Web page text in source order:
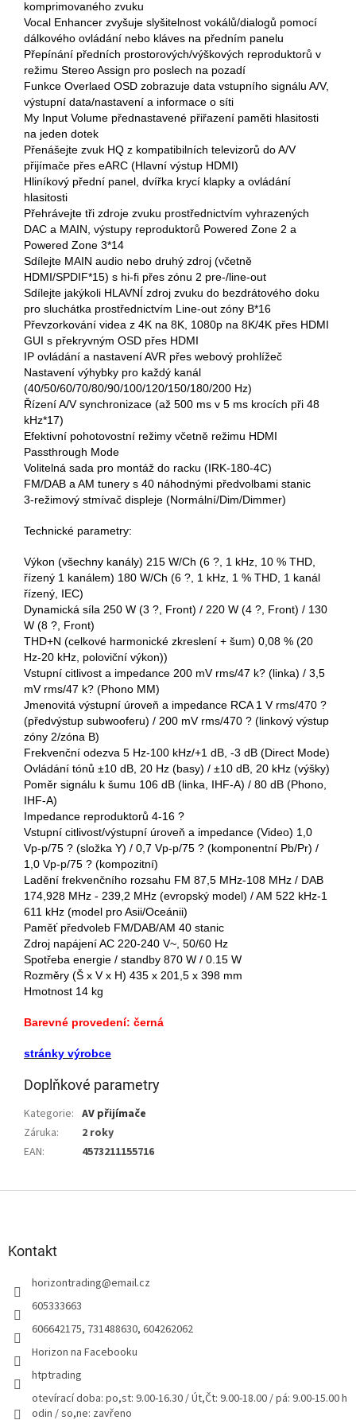
komprimovaného zvuku
Vocal Enhancer zvyšuje slyšitelnost vokálů/dialogů pomocí
dálkového ovládání nebo kláves na předním panelu
Přepínání předních prostorových/výškových reproduktorů v
režimu Stereo Assign pro poslech na pozadí
Funkce Overlaed OSD zobrazuje data vstupního signálu A/V,
výstupní data/nastavení a informace o síti
My Input Volume přednastavené přiřazení paměti hlasitosti
na jeden dotek
Přenášejte zvuk HQ z kompatibilních televizorů do A/V
přijímače přes eARC (Hlavní výstup HDMI)
Hliníkový přední panel, dvířka krycí klapky a ovládání
hlasitosti
Přehrávejte tři zdroje zvuku prostřednictvím vyhrazených
DAC a MAIN, výstupy reproduktorů Powered Zone 2 a
Powered Zone 3*14
Sdílejte MAIN audio nebo druhý zdroj (včetně
HDMI/SPDIF*15) s hi-fi přes zónu 2 pre-/line-out
Sdílejte jakýkoli HLAVNÍ zdroj zvuku do bezdrátového doku
pro sluchátka prostřednictvím Line-out zóny B*16
Převzorkování videa z 4K na 8K, 1080p na 8K/4K přes HDMI
GUI s překryvným OSD přes HDMI
IP ovládání a nastavení AVR přes webový prohlížeč
Nastavení výhybky pro každý kanál
(40/50/60/70/80/90/100/120/150/180/200 Hz)
Řízení A/V synchronizace (až 500 ms v 5 ms krocích při 48
kHz*17)
Efektivní pohotovostní režimy včetně režimu HDMI
Passthrough Mode
Volitelná sada pro montáž do racku (IRK-180-4C)
FM/DAB a AM tunery s 40 náhodnými předvolbami stanic
3-režimový stmívač displeje (Normální/Dim/Dimmer)
Technické parametry:
Výkon (všechny kanály) 215 W/Ch (6 ?, 1 kHz, 10 % THD,
řízený 1 kanálem) 180 W/Ch (6 ?, 1 kHz, 1 % THD, 1 kanál
řízený, IEC)
Dynamická síla 250 W (3 ?, Front) / 220 W (4 ?, Front) / 130
W (8 ?, Front)
THD+N (celkové harmonické zkreslení + šum) 0,08 % (20
Hz-20 kHz, poloviční výkon))
Vstupní citlivost a impedance 200 mV rms/47 k? (linka) / 3,5
mV rms/47 k? (Phono MM)
Jmenovitá výstupní úroveň a impedance RCA 1 V rms/470 ?
(předvýstup subwooferu) / 200 mV rms/470 ? (linkový výstup
zóny 2/zóna B)
Frekvenční odezva 5 Hz-100 kHz/+1 dB, -3 dB (Direct Mode)
Ovládání tónů ±10 dB, 20 Hz (basy) / ±10 dB, 20 kHz (výšky)
Poměr signálu k šumu 106 dB (linka, IHF-A) / 80 dB (Phono,
IHF-A)
Impedance reproduktorů 4-16 ?
Vstupní citlivost/výstupní úroveň a impedance (Video) 1,0
Vp-p/75 ? (složka Y) / 0,7 Vp-p/75 ? (komponentní Pb/Pr) /
1,0 Vp-p/75 ? (kompozitní)
Ladění frekvenčního rozsahu FM 87,5 MHz-108 MHz / DAB
174,928 MHz - 239,2 MHz (evropský model) / AM 522 kHz-1
611 kHz (model pro Asii/Oceánii)
Paměť předvoleb FM/DAB/AM 40 stanic
Zdroj napájení AC 220-240 V~, 50/60 Hz
Spotřeba energie / standby 870 W / 0.15 W
Rozměry (Š x V x H) 435 x 201,5 x 398 mm
Hmotnost 14 kg
Barevné provedení: černá
stránky výrobce
Doplňkové parametry
Kategorie: AV přijímače
Záruka:
2 roky
EAN: 4573211155716
Kontakt
horizontrading@email.cz
605333663
606642175, 731488630, 604262062
Horizon na Facebooku
htptrading
otevírací doba: po,st: 9.00-16.30 / Út,Čt: 9.00-18.00 / pá: 9.00-15.00 h
odin / so,ne: zavřeno